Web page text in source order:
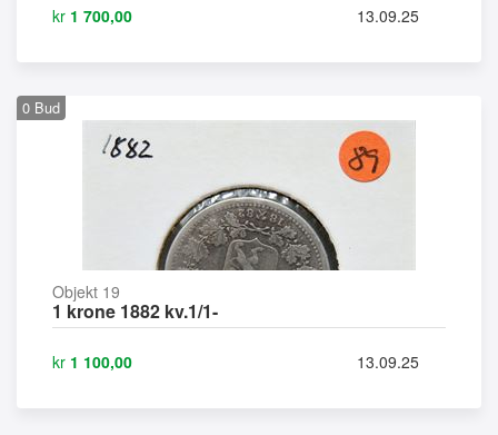
kr 1 700,00 13.09.25
0 Bud
Objekt 19
1 krone 1882 kv.1/1-
kr 1 100,00 13.09.25